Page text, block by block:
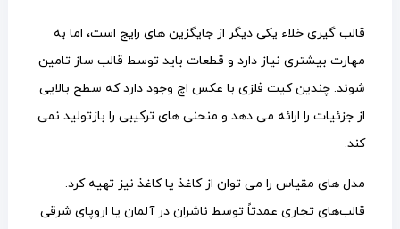
قالب گیری خلاء یکی دیگر از جایگزین های رایج است، اما به
مهارت بیشتری نیاز دارد و قطعات باید توسط قالب ساز تامین
شوند. چندین کیت فلزی با عکس اچ وجود دارد که سطح بالایی
از جزئیات را ارائه می دهد و منحنی های ترکیبی را بازتولید نمی
کند.
مدل های مقیاس را می توان از کاغذ یا کاغذ نیز تهیه کرد.
قالب‌های تجاری عمدتاً توسط ناشران در آلمان یا اروپای شرقی